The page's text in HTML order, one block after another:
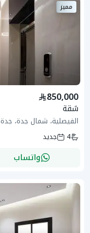
مميز
850,000
شقة
الفيصلية، شمال جدة، جدة
4
جديد
واتساب